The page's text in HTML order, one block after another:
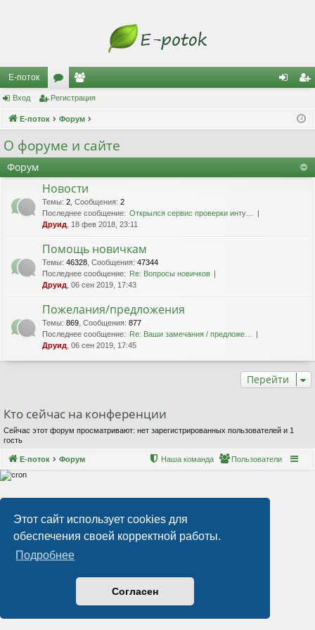
Этот сайт использует cookies для
обеспечения своей корректной работы.
Подробнее
Согласен
Е-поток
ор
ум
ол
ьз
и
ис
ац
Вход Регистрация
Е-поток Форум
О форуме и сайте
Форум
Новости
Темы: 2 Сообщения: 2
Последнее сообщение: Открылся сервис проверки инту…
Друид , 18 фев 2018, 23:11
Помощь новичкам
Темы: 46328 Сообщения: 47344
Последнее сообщение: Re: Вопросы новичков
Друид , 06 сен 2019, 17:43
Пожелания/предложения
Темы: 869 Сообщения: 877
Последнее сообщение: Re: Ваши замечания / предложе…
Друид , 06 сен 2019, 17:45
Перейти
Кто сейчас на конференции
Сейчас этот форум просматривают: нет зарегистрированных пользователей и 1
гость
Е-поток Форум Пользователи
Наша команда